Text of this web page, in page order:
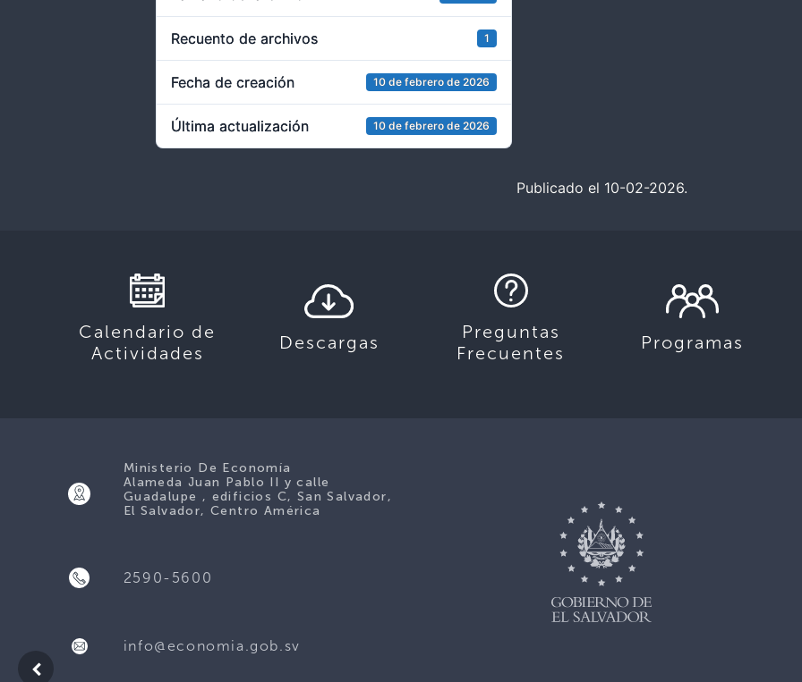
Recuento de archivos 1
Fecha de creación 10 de febrero de 2026
Última actualización 10 de febrero de 2026
Publicado el 10-02-2026.
Calendario de
Actividades
Descargas
Preguntas
Frecuentes
Programas
Ministerio De Economía
Alameda Juan Pablo II y calle
Guadalupe , edificios C, San Salvador,
El Salvador, Centro América
2590-5600
info@economia.gob.sv